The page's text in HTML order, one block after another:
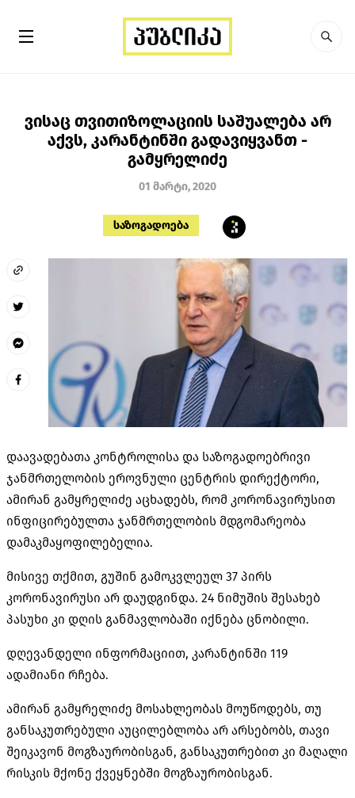
ვისაც თვითიზოლაციის საშუალება არ
აქვს, კარანტინში გადავიყვანთ -
გამყრელიძე
01 მარტი, 2020
საზოგადოება
დაავადებათა კონტროლისა და საზოგადოებრივი
ჯანმრთელობის ეროვნული ცენტრის დირექტორი,
ამირან გამყრელიძე აცხადებს, რომ კორონავირუსით
ინფიცირებულთა ჯანმრთელობის მდგომარეობა
დამაკმაყოფილებელია.
მისივე თქმით, გუშინ გამოკვლეულ 37 პირს
კორონავირუსი არ დაუდგინდა. 24 ნიმუშის შესახებ
პასუხი კი დღის განმავლობაში იქნება ცნობილი.
დღევანდელი ინფორმაციით, კარანტინში 119
ადამიანი რჩება.
ამირან გამყრელიძე მოსახლეობას მოუწოდებს, თუ
განსაკუთრებული აუცილებლობა არ არსებობს, თავი
შეიკავონ მოგზაურობისგან, განსაკუთრებით კი მაღალი
რისკის მქონე ქვეყნებში მოგზაურობისგან.